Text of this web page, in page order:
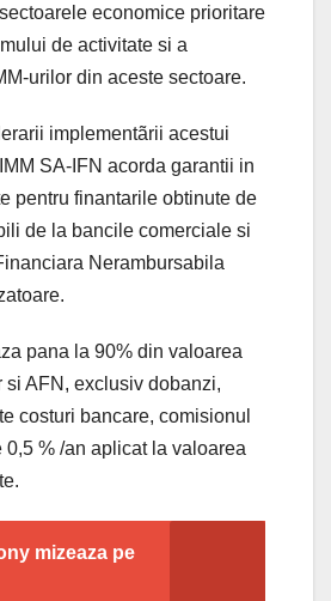
economice prioritare
de activitate si a
urilor din aceste sectoare.
implementãrii acestui
SA-IFN acorda garantii in
pentru finantarile obtinute de
de la bancile comerciale si
Nerambursabila
pana la 90% din valoarea
si AFN, exclusiv dobanzi,
costuri bancare, comisionul
0,5 % /an aplicat la valoarea
mizeaza pe